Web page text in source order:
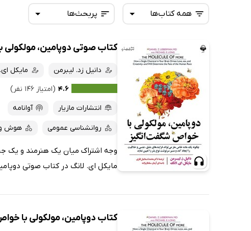
پربحث‌ها
تازه‌ها
داغ‌ترین‌ها
پربحث‌ها
ارزان ترین‌ها
همه کتاب‌ها
همه کتاب‌ها
کتاب‌های صوتی
کتاب‌های متنی
کتاب صوتی دوپامین،
دانیل زد. لیبرمن
مایکل
۴.۶ (امتیاز ۱۴۶ نفر)
انتشارات مازیار
آوانامه
روانشناسی عمومی هوش
وجه اشتراک میان یک هنرمند و یک
مایکل ای. لانگ در کتاب صوتی
کتاب دوپامین، مولکولی با